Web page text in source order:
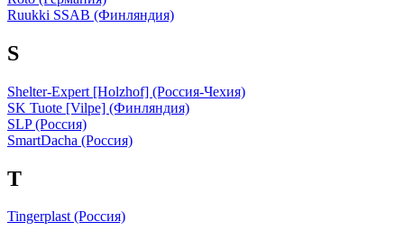
Ruukki SSAB (Финляндия)
S
Shelter-Expert [Holzhof] (Россия-Чехия)
SK Tuote [Vilpe] (Финляндия)
SLP (Россия)
SmartDacha (Россия)
T
Tingerplast (Россия)